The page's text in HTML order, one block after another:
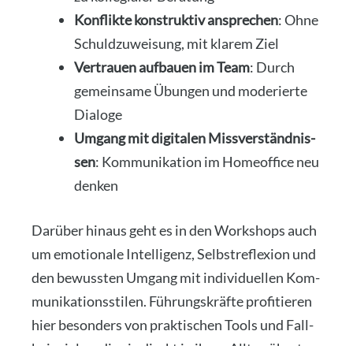
Kon­flik­te kon­struk­tiv anspre­chen: Ohne
Schuld­zu­wei­sung, mit kla­rem Ziel
Ver­trau­en auf­bau­en im Team: Durch
gemein­sa­me Übun­gen und mode­rier­te
Dia­lo­ge
Umgang mit digi­ta­len Miss­ver­ständ­nis­
sen: Kom­mu­ni­ka­ti­on im Home­of­fice neu
den­ken
Dar­über hin­aus geht es in den Work­shops auch
um emo­tio­na­le Intel­li­genz, Selbst­re­fle­xi­on und
den bewuss­ten Umgang mit indi­vi­du­el­len Kom­
mu­ni­ka­ti­ons­sti­len. Füh­rungs­kräf­te pro­fi­tie­ren
hier beson­ders von prak­ti­schen Tools und Fall­